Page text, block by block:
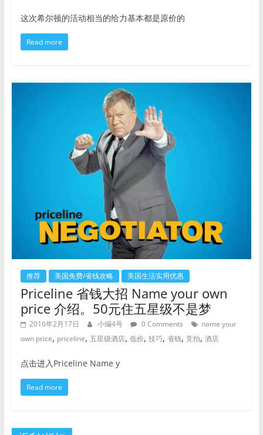
这次希尔顿的活动相当的给力基本都是原价的
Read more
推荐 美国免费/省钱攻略 美国生活实用优惠
Priceline 省钱大招 Name your own
price 介绍。50元住五星级不是梦
2016年2月17日 小编4号 0 Comments
name your
own price, priceline, 五星级酒店, 低价, 技巧, 省钱, 竞拍, 酒店
点击进入Priceline Name y
Read more